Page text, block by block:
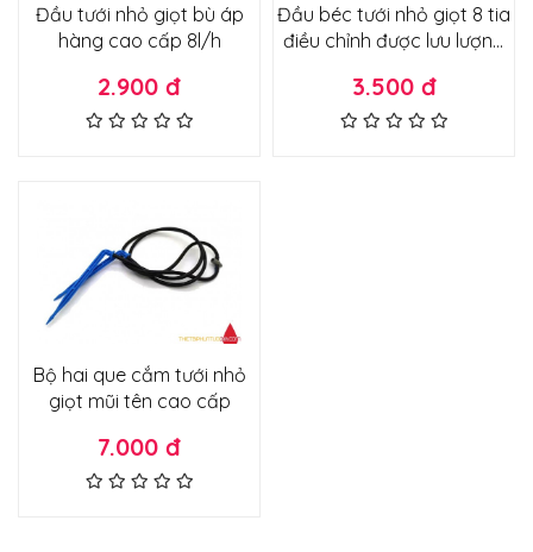
Đầu tưới nhỏ giọt bù áp
hàng cao cấp 8l/h
2.900 đ
Đầu béc tưới nhỏ giọt 8 tia
điều chỉnh được lưu lượng
3.500 đ
Bộ hai que cắm tưới nhỏ
giọt mũi tên cao cấp
7.000 đ